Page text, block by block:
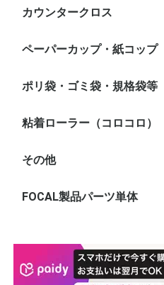
環境衛生
個人衛生
カウンタークロス
ペーパーカップ・紙コップ
ポリ袋・ゴミ袋・規格袋等
ポリ袋・ゴミ袋
ジッパー式(チャック付
とって付きポリ袋・ゴミ
規格袋
保存用ポリ袋
トイレコーナー用ポリ袋
水切り袋
デザイン袋
粘着ローラー（コロコロ）
その他
アウトレット商品
FOCAL製品パーツ単体